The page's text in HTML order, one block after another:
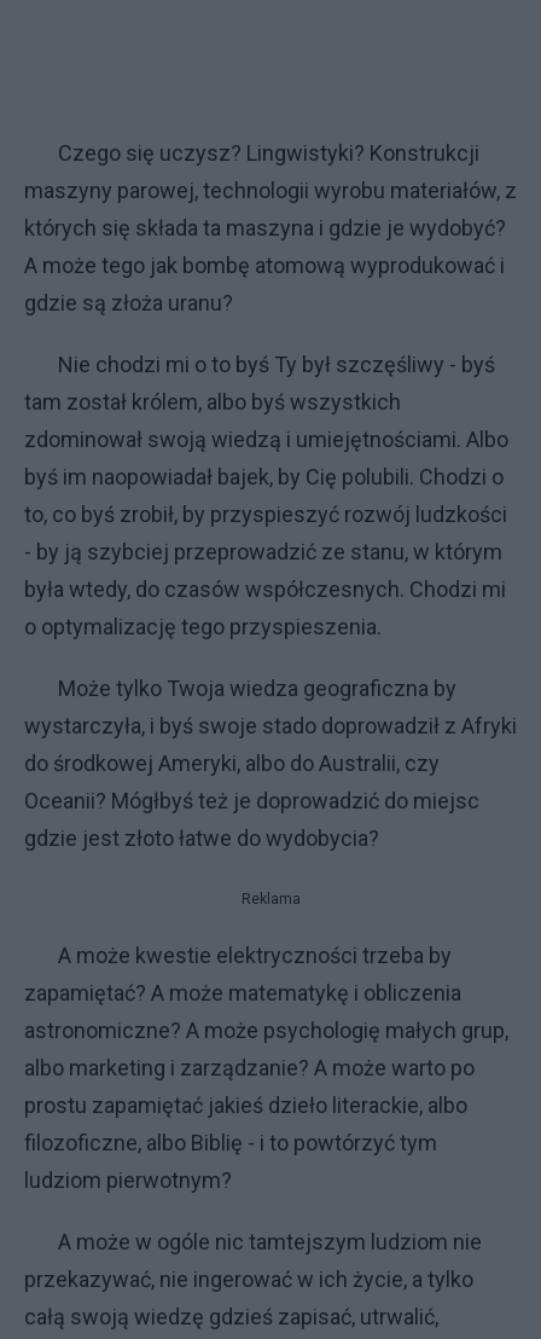
Czego się uczysz? Lingwistyki? Konstrukcji
maszyny parowej, technologii wyrobu materiałów, z
których się składa ta maszyna i gdzie je wydobyć?
A może tego jak bombę atomową wyprodukować i
gdzie są złoża uranu?
Nie chodzi mi o to byś Ty był szczęśliwy - byś
tam został królem, albo byś wszystkich
zdominował swoją wiedzą i umiejętnościami. Albo
byś im naopowiadał bajek, by Cię polubili. Chodzi o
to, co byś zrobił, by przyspieszyć rozwój ludzkości
- by ją szybciej przeprowadzić ze stanu, w którym
była wtedy, do czasów współczesnych. Chodzi mi
o optymalizację tego przyspieszenia.
Może tylko Twoja wiedza geograficzna by
wystarczyła, i byś swoje stado doprowadził z Afryki
do środkowej Ameryki, albo do Australii, czy
Oceanii? Mógłbyś też je doprowadzić do miejsc
gdzie jest złoto łatwe do wydobycia?
Reklama
A może kwestie elektryczności trzeba by
zapamiętać? A może matematykę i obliczenia
astronomiczne? A może psychologię małych grup,
albo marketing i zarządzanie? A może warto po
prostu zapamiętać jakieś dzieło literackie, albo
filozoficzne, albo Biblię - i to powtórzyć tym
ludziom pierwotnym?
A może w ogóle nic tamtejszym ludziom nie
przekazywać, nie ingerować w ich życie, a tylko
całą swoją wiedzę gdzieś zapisać, utrwalić,